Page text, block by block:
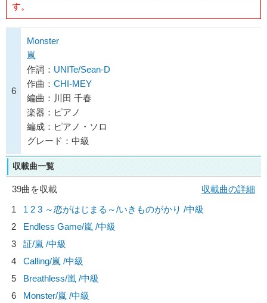
す。
6
Monster
嵐
作詞： UNITe/Sean-D
作曲： CHI-MEY
編曲：川田 千春
楽器：ピアノ
編成：ピアノ・ソロ
グレード：中級
収載曲一覧
39曲を収載
収載曲の詳細
1
1 2 3 ～恋がはじまる～/いきものがかり /中級
2
Endless Game/嵐 /中級
3
証/嵐 /中級
4
Calling/嵐 /中級
5
Breathless/嵐 /中級
6
Monster/嵐 /中級